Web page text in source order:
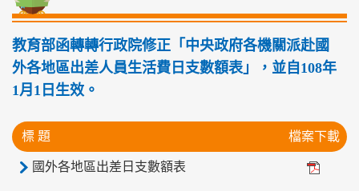
教育部函轉轉行政院修正「中央政府各機關派赴國
外各地區出差人員生活費日支數額表」，並自108年
1月1日生效。
標 題 檔案下載
國外各地區出差日支數額表